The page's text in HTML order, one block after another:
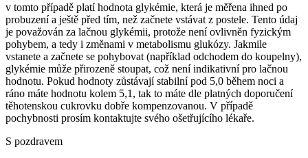
v tomto případě platí hodnota glykémie, která je měřena ihned po
probuzení a ještě před tím, než začnete vstávat z postele. Tento údaj
je považován za lačnou glykémii, protože není ovlivněn fyzickým
pohybem, a tedy i změnami v metabolismu glukózy. Jakmile
vstanete a začnete se pohybovat (například odchodem do koupelny),
glykémie může přirozeně stoupat, což není indikativní pro lačnou
hodnotu. Pokud hodnoty zůstávají stabilní pod 5,0 během noci a
ráno máte hodnotu kolem 5,1, tak to máte dle platných doporučení
těhotenskou cukrovku dobře kompenzovanou. V případě
pochybnosti prosím kontaktujte svého ošetřujícího lékaře.
S pozdravem